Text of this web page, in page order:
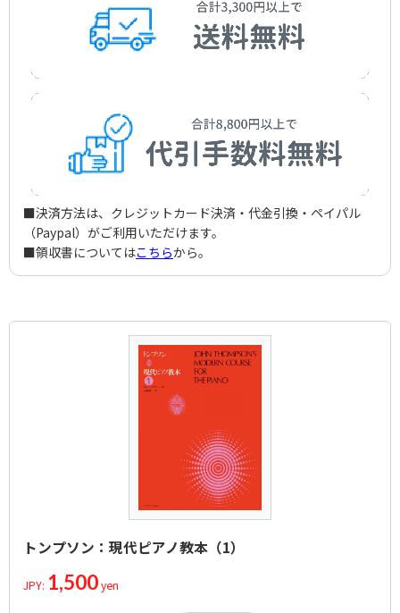
■決済方法は、クレジットカード決済・代金引換・ペイパル
（Paypal）がご利用いただけます。
■領収書についてはこちらから。
トンプソン：現代ピアノ教本（1）
JPY: 1,500yen